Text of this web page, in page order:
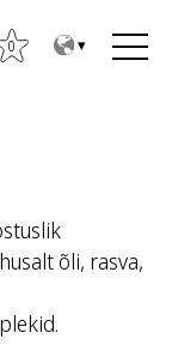
0
õli, rasva,